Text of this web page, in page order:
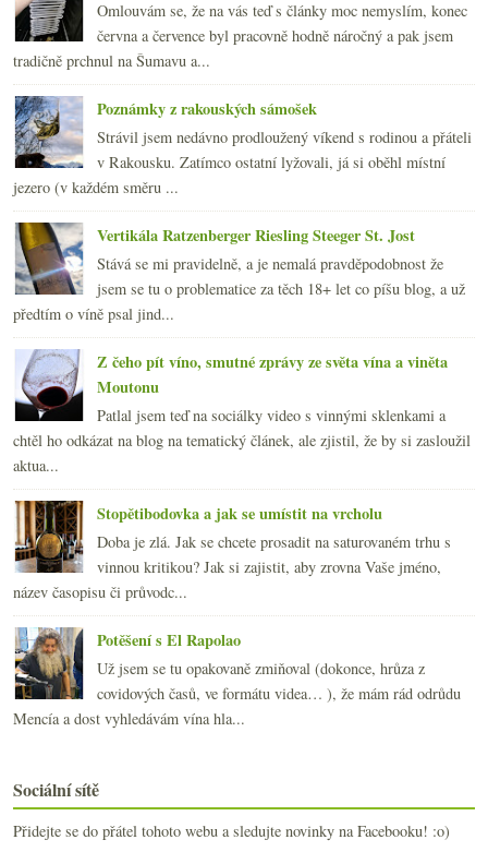
Omlouvám se, že na vás teď s články moc nemyslím, konec
června a července byl pracovně hodně náročný a pak jsem
tradičně prchnul na Šumavu a...
Poznámky z rakouských sámošek
Strávil jsem nedávno prodloužený víkend s rodinou a přáteli
v Rakousku. Zatímco ostatní lyžovali, já si oběhl místní
jezero (v každém směru ...
Vertikála Ratzenberger Riesling Steeger St. Jost
Stává se mi pravidelně, a je nemalá pravděpodobnost že
jsem se tu o problematice za těch 18+ let co píšu blog, a už
předtím o víně psal jind...
Z čeho pít víno, smutné zprávy ze světa vína a viněta
Moutonu
Patlal jsem teď na sociálky video s vinnými sklenkami a
chtěl ho odkázat na blog na tematický článek, ale zjistil, že by si zasloužil
aktua...
Stopětibodovka a jak se umístit na vrcholu
Doba je zlá. Jak se chcete prosadit na saturovaném trhu s
vinnou kritikou? Jak si zajistit, aby zrovna Vaše jméno,
název časopisu či průvodc...
Potěšení s El Rapolao
Už jsem se tu opakovaně zmiňoval (dokonce, hrůza z
covidových časů, ve formátu videa… ), že mám rád odrůdu
Mencía a dost vyhledávám vína hla...
Sociální sítě
Přidejte se do přátel tohoto webu a sledujte novinky na Facebooku! :o)